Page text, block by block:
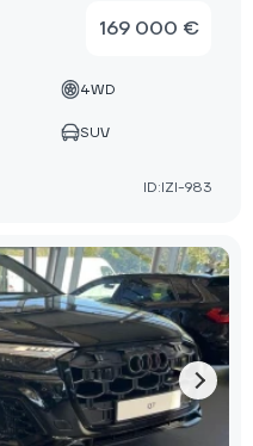
169 000 €
4WD
SUV
ID:IZI-983